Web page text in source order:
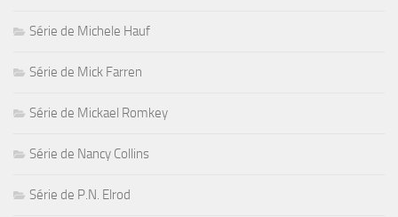
Série de Michele Hauf
Série de Mick Farren
Série de Mickael Romkey
Série de Nancy Collins
Série de P.N. Elrod